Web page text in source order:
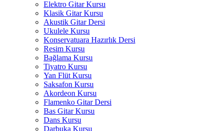
Elektro Gitar Kursu
Klasik Gitar Kursu
Akustik Gitar Dersi
Ukulele Kursu
Konservatuara Hazırlık Dersi
Resim Kursu
Bağlama Kursu
Tiyatro Kursu
Yan Flüt Kursu
Saksafon Kursu
Akordeon Kursu
Flamenko Gitar Dersi
Bas Gitar Kursu
Dans Kursu
Darbuka Kursu